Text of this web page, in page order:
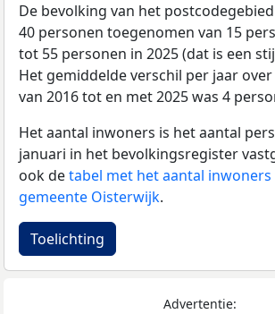
De bevolking van het
40 personen toegenomen van 15
tot 55 personen in 2025 (dat is een
Het gemiddelde verschil per jaar
van 2016 tot en met 2025 was 4
Het aantal inwoners is het aantal
januari in het bevolkingsregister
ook detabel met het aantal
gemeente Oisterwijk.
Toelichting
Advertentie: